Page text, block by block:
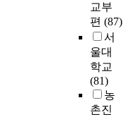
교부
편 (87)
서
울대
학교
(81)
농
촌진